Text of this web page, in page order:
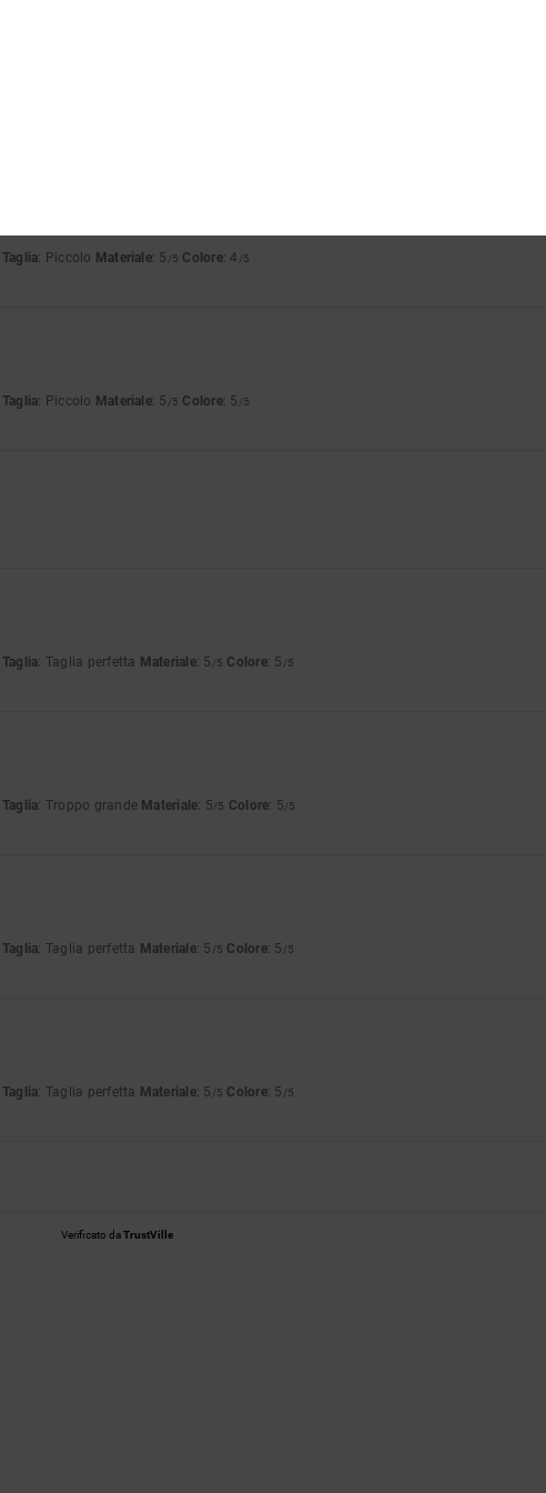
Taglia: Piccolo Materiale: 5 /5 Colore: 4 /5
Taglia: Piccolo Materiale: 5 /5 Colore: 5 /5
Taglia: Taglia perfetta Materiale: 5 /5 Colore: 5 /5
Taglia: Troppo grande Materiale: 5/5 Colore: 5/5
Taglia: Taglia perfetta Materiale: 5 /5 Colore: 5 /5
Taglia: Taglia perfetta Materiale: 5 /5 Colore: 5 /5
Verificato daTrustVille